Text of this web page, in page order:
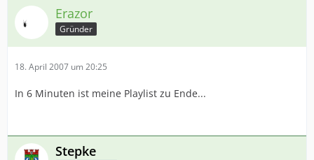
Erazor
Gründer
18. April 2007 um 20:25
In 6 Minuten ist meine Playlist zu Ende...
Stepke